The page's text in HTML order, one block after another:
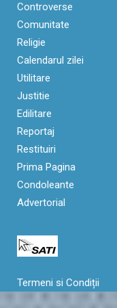
Controverse
Comunitate
Religie
Calendarul zilei
Utilitare
Justitie
Edilitare
Reportaj
Restituiri
Prima Pagina
Condoleante
Advertorial
Termeni si Condiții